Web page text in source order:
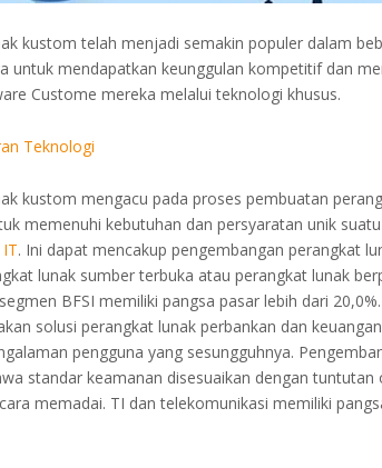
kustom telah menjadi semakin populer dalam
untuk mendapatkan keunggulan kompetitif dan
Custome mereka melalui teknologi khusus.
Teknologi
kustom mengacu pada proses pembuatan
memenuhi kebutuhan dan persyaratan unik
. Ini dapat mencakup pengembangan perangkat
lunak sumber terbuka atau perangkat lunak
BFSI memiliki pangsa pasar lebih dari
solusi perangkat lunak perbankan dan
pengguna yang sesungguhnya.
standar keamanan disesuaikan dengan tuntutan
memadai. TI dan telekomunikasi memiliki